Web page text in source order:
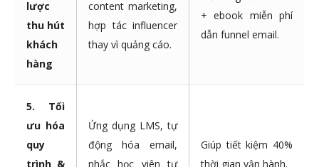
lược
thu hút
khách
hàng
content marketing,
hợp tác influencer
thay vì quảng cáo.
+ ebook miễn phí
dẫn funnel email.
5. Tối
ưu hóa
quy
trình &
Ứng dụng LMS, tự
động hóa email,
nhắc học viên tự
Giúp tiết kiệm 40%
thời gian vận hành.